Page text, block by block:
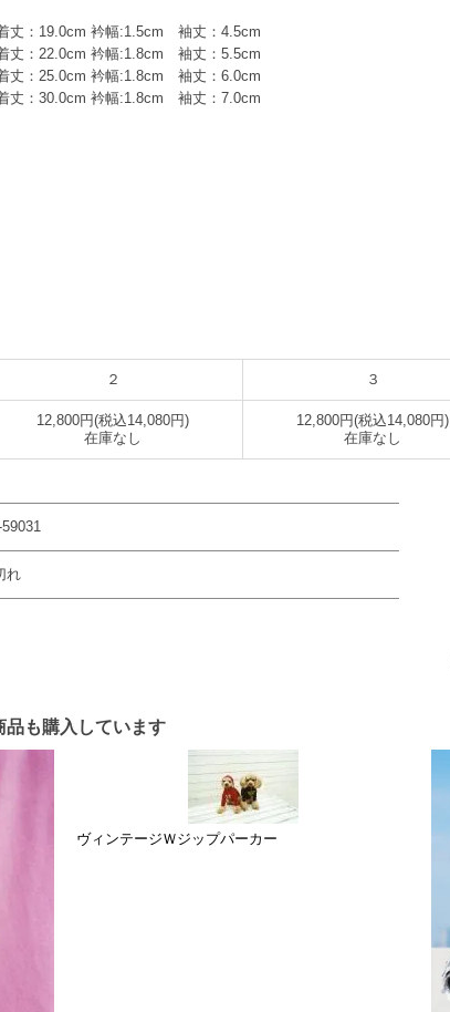
：19.0cm 衿幅:1.5cm 袖丈：4.5cm
：22.0cm 衿幅:1.8cm 袖丈：5.5cm
：25.0cm 衿幅:1.8cm 袖丈：6.0cm
：30.0cm 衿幅:1.8cm 袖丈：7.0cm
２ ３
12,800円(税込14,080円)
在庫なし
12,800円(税込14,080円)
在庫なし
59031
れ
品も購入しています
ヴィンテージＷジップパーカー